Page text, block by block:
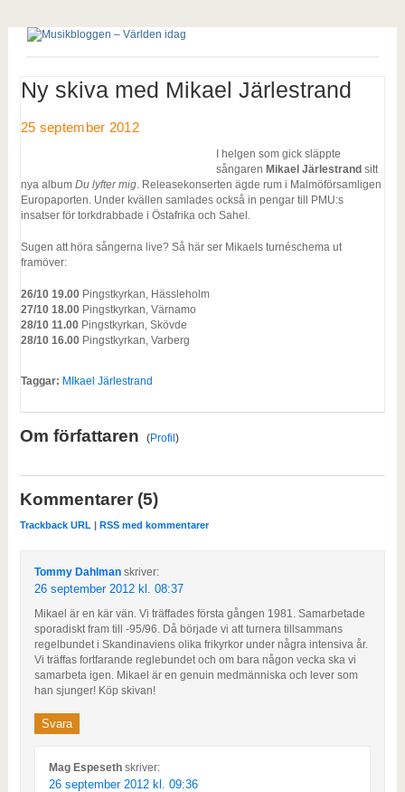
Ny skiva med Mikael Järlestrand
25 september 2012
I helgen som gick släppte
sångaren Mikael Järlestrand sitt
nya album Du lyfter mig. Releasekonserten ägde rum i Malmöförsamligen
Europaporten. Under kvällen samlades också in pengar till PMU:s
insatser för torkdrabbade i Östafrika och Sahel.
Sugen att höra sångerna live? Så här ser Mikaels turnéschema ut
framöver:
26/10 19.00Pingstkyrkan, Hässleholm
27/10 18.00Pingstkyrkan, Värnamo
28/10 11.00Pingstkyrkan, Skövde
28/10 16.00Pingstkyrkan, Varberg
Taggar: MIkael Järlestrand
Om författaren (Profil )
Kommentarer (5)
Trackback URL | RSS med kommentarer
Tommy Dahlman skriver:
26 september 2012 kl. 08:37
Mikael är en kär vän. Vi träffades första gången 1981. Samarbetade
sporadiskt fram till -95/96. Då började vi att turnera tillsammans
regelbundet i Skandinaviens olika frikyrkor under några intensiva år.
Vi träffas fortfarande reglebundet och om bara någon vecka ska vi
samarbeta igen. Mikael är en genuin medmänniska och lever som
han sjunger! Köp skivan!
Svara
Mag Espeseth skriver:
26 september 2012 kl. 09:36